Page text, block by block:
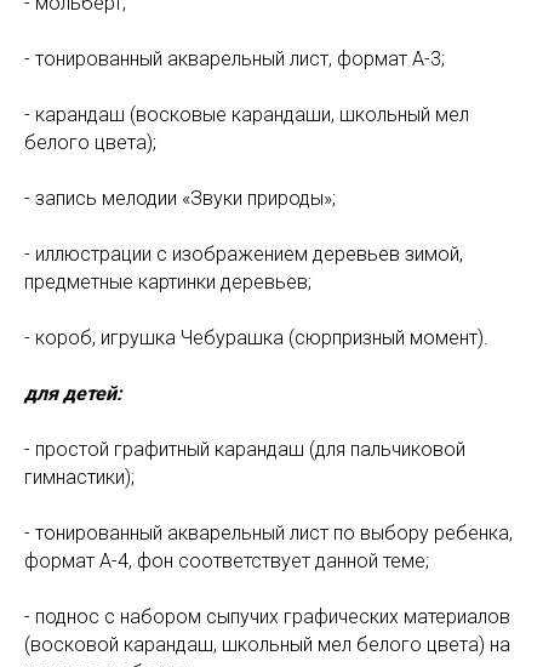
- тонированный акварельный лист, формат А-3;
- карандаш (восковые карандаши, школьный мел
белого цвета);
- запись мелодии «Звуки природы»;
- иллюстрации с изображением деревьев зимой,
предметные картинки деревьев;
- короб, игрушка Чебурашка (сюрпризный момент).
для детей:
- простой графитный карандаш (для пальчиковой
гимнастики);
- тонированный акварельный лист по выбору ребенка,
формат А-4, фон соответствует данной теме;
- поднос с набором сыпучих графических материалов
(восковой карандаш, школьный мел белого цвета) на